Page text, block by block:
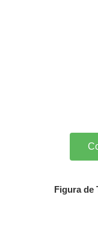
Figura de